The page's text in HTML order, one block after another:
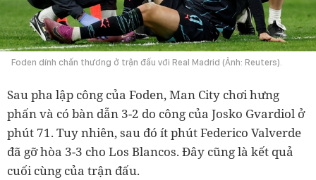
Foden dính chấn thương ở trận đấu với Real Madrid (Ảnh: Reuters).
Sau pha lập công của Foden, Man City chơi hưng
phấn và có bàn dẫn 3-2 do công của Josko Gvardiol ở
phút 71. Tuy nhiên, sau đó ít phút Federico Valverde
đã gỡ hòa 3-3 cho Los Blancos. Đây cũng là kết quả
cuối cùng của trận đấu.